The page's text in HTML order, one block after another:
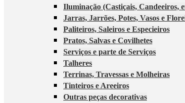
Iluminação (Castiçais, Candeeiros,
Jarras, Jarrões, Potes, Vasos e
Paliteiros, Saleiros e Especieiros
Pratos, Salvas e Covilhetes
Serviços e parte de Serviços
Talheres
Terrinas, Travessas e Molheiras
Tinteiros e Areeiros
Outras peças decorativas